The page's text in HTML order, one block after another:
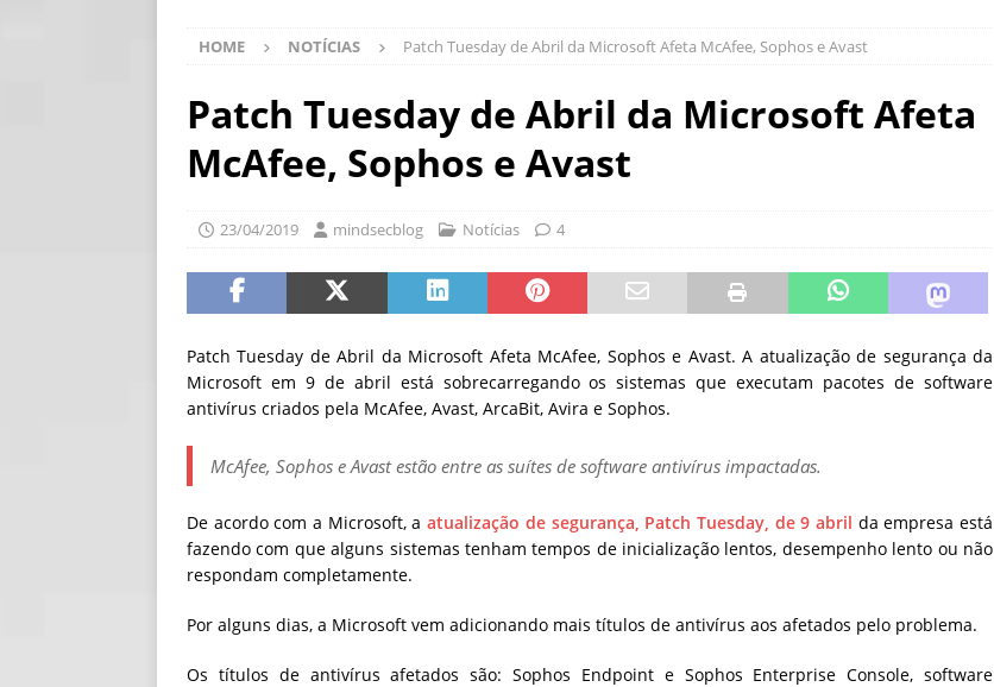
[ 06/08/2026 ] América Latina é a segunda região mais exposta a ciberameaças
industriais
NOTÍCIAS
[ 06/08/2026 ]
NOTÍCIAS
[ 06/08/2026 ]
[ 06/08/2026 ]
Sem guardrails, a autonomia da IA se torna um risco
NOTÍCIAS
HOME NOTÍCIAS Patch Tuesday de Abril da Microsoft Afeta McAfee, Sophos e Avast
Patch Tuesday de Abril da Microsoft Afeta
McAfee, Sophos e Avast
23/04/2019 mindsecblog Notícias 4
Patch Tuesday de Abril da Microsoft Afeta McAfee, Sophos e Avast. A atualização de segurança da
Microsoft em 9 de abril está sobrecarregando os sistemas que executam pacotes de software
antivírus criados pela McAfee, Avast, ArcaBit, Avira e Sophos.
McAfee, Sophos e Avast estão entre as suítes de software antivírus impactadas.
De acordo com a Microsoft, aatualização de segurança, Patch Tuesday, de 9 abril da empresa está
fazendo com que alguns sistemas tenham tempos de inicialização lentos, desempenho lento ou não
respondam completamente.
Por alguns dias, a Microsoft vem adicionando mais títulos de antivírus aos afetados pelo problema.
Os títulos de antivírus afetados são: Sophos Endpoint e Sophos Enterprise Console, software